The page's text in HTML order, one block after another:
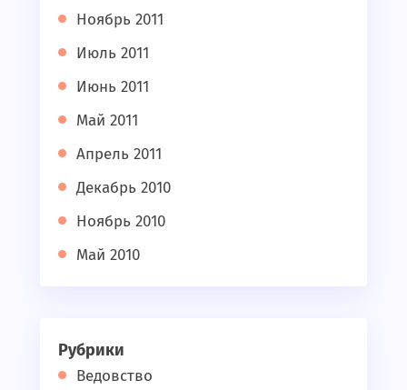
Ноябрь 2011
Июль 2011
Июнь 2011
Май 2011
Апрель 2011
Декабрь 2010
Ноябрь 2010
Май 2010
Рубрики
Ведовство